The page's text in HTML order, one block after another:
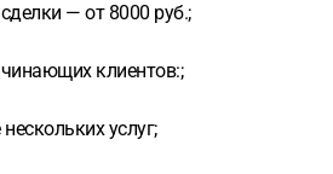
— от 8000 руб.;
клиентов:;
услуг;